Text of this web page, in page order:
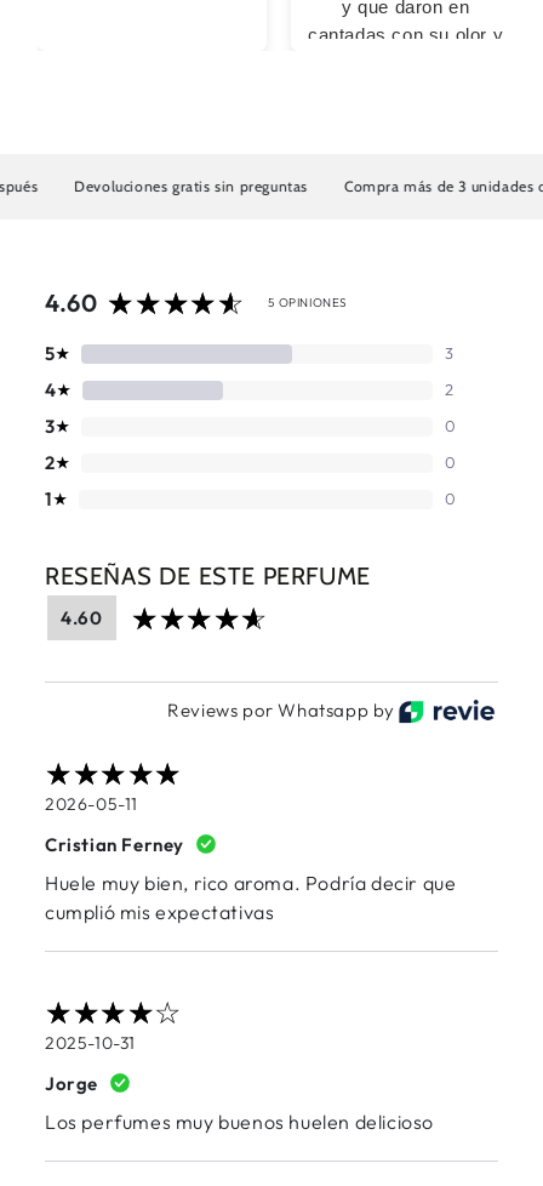
y que daron en
cantadas con su olor y
gratis sin preguntas Compra más de 3 unidades con ENVIO
4.60 5 OPINIONES
5★ 3
4★ 2
3★ 0
2★ 0
1★ 0
RESEÑAS DE ESTE PERFUME
4.60
Reviews por Whatsapp by
2026-05-11
Cristian Ferney
Huele muy bien, rico aroma. Podría decir que
cumplió mis expectativas
2025-10-31
Jorge
Los perfumes muy buenos huelen delicioso